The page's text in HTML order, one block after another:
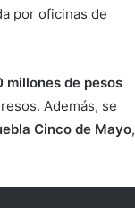
por oficinas de
millones de pesos
Además, se
Cinco de Mayo,